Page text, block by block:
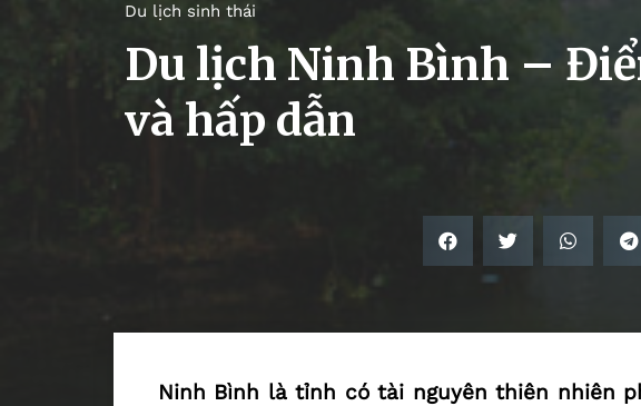
Du lịch sinh thái
Du lịch Ninh Bình –
và hấp dẫn
Ninh Bình là tỉnh có tài nguyên thiên nhiên